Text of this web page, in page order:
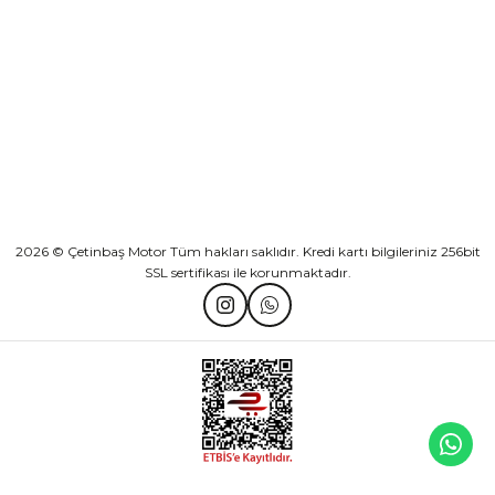
2026 © Çetinbaş Motor Tüm hakları saklıdır. Kredi kartı bilgileriniz 256bit
SSL sertifikası ile korunmaktadır.